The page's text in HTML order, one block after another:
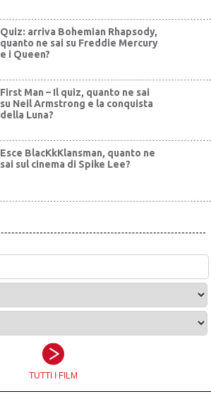
Quiz: arriva Bohemian Rhapsody,
quanto ne sai su Freddie Mercury
e i Queen?
First Man – Il quiz, quanto ne sai
su Neil Armstrong e la conquista
della Luna?
Esce BlacKkKlansman, quanto ne
sai sul cinema di Spike Lee?